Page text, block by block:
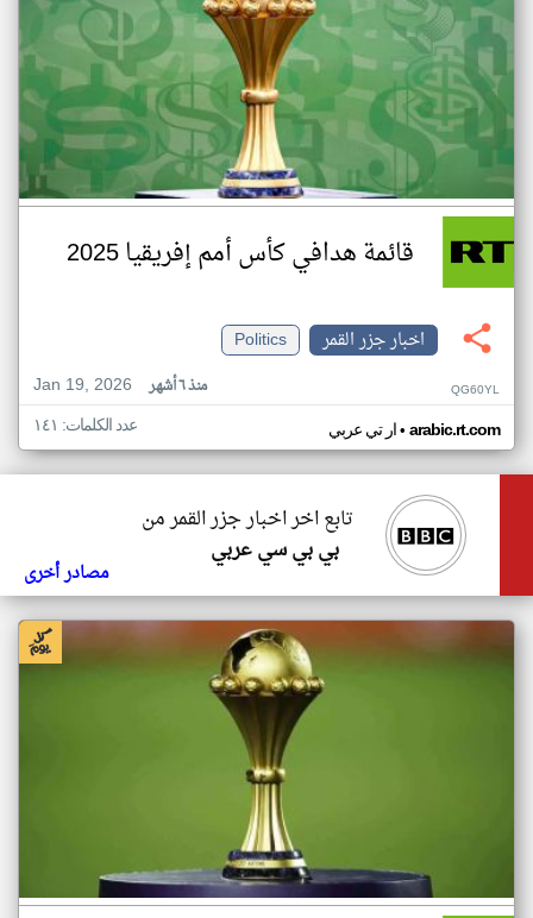
قائمة هدافي كأس أمم إفريقيا 2025
اخبار جزر القمر
Politics
Jan 19, 2026
منذ ٦ أشهر QG60YL
ار تي عربي• arabic.rt.com عدد الكلمات: ١٤١
تابع اخر اخبار جزر القمر من
بي بي سي عربي
مصادر أخرى